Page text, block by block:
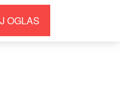
OGLAS